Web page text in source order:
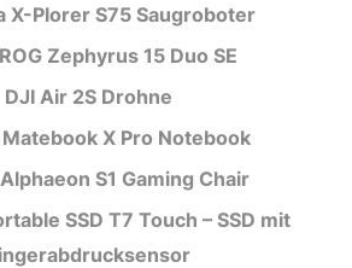
X-Plorer S75 Saugroboter
Zephyrus 15 Duo SE
DJI Air 2S Drohne
X Pro Notebook
S1 Gaming Chair
SSD T7 Touch – SSD mit